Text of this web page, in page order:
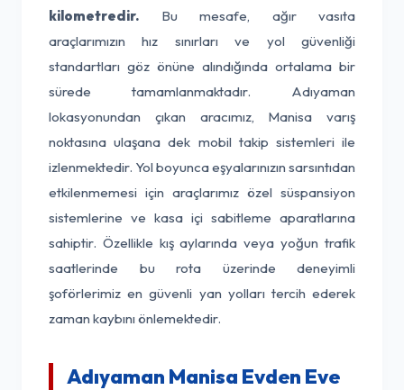
kilometredir. Bu mesafe, ağır vasıta
araçlarımızın hız sınırları ve yol güvenliği
standartları göz önüne alındığında ortalama bir
sürede tamamlanmaktadır. Adıyaman
lokasyonundan çıkan aracımız, Manisa varış
noktasına ulaşana dek mobil takip sistemleri ile
izlenmektedir. Yol boyunca eşyalarınızın sarsıntıdan
etkilenmemesi için araçlarımız özel süspansiyon
sistemlerine ve kasa içi sabitleme aparatlarına
sahiptir. Özellikle kış aylarında veya yoğun trafik
saatlerinde bu rota üzerinde deneyimli
şoförlerimiz en güvenli yan yolları tercih ederek
zaman kaybını önlemektedir.
Adıyaman Manisa Evden Eve